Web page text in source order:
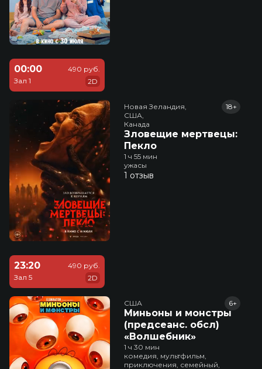
00:00
Зал 1
490 руб.
2D
Новая Зеландия,
США,
Канада
Зловещие мертвецы:
Пекло
18+
1 ч 55 мин
ужасы
1 отзыв
23:20
Зал 5
490 руб.
2D
США
Миньоны и монстры
(предсеанс. обсл)
«Волшебник»
6+
1 ч 30 мин
комедия, мультфильм,
приключения, семейный,